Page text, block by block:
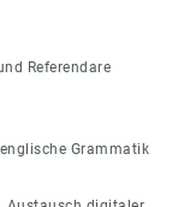
Referendare
Grammatik